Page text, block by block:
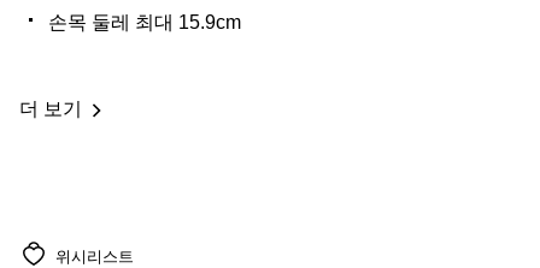
손목 둘레 최대 15.9cm
더 보기
위시리스트